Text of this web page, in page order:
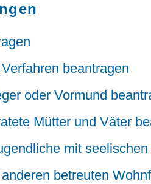
beantragen
oder Vormund
Mütter und Väter
mit
betreuten